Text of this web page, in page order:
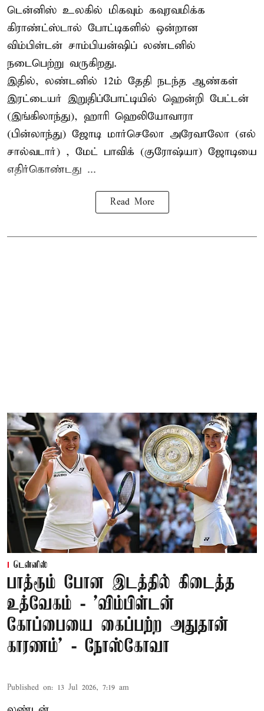
டென்னிஸ் உலகில் மிகவும் கவுரவமிக்க
கிராண்ட்ஸ்டால் போட்டிகளில் ஒன்றான
விம்பிள்டன் சாம்பியன்ஷிப் லண்டனில்
நடைபெற்று வருகிறது.
இதில், லண்டனில் 12ம் தேதி நடந்த ஆண்கள்
இரட்டையர் இறுதிப்போட்டியில் ஹென்றி பேட்டன்
(இங்கிலாந்து), ஹாரி ஹெலியோவாரா
(பின்லாந்து) ஜோடி மார்செலோ அரேவாலோ (எல்
சால்வடார்) , மேட் பாவிக் (குரோஷ்யா) ஜோடியை
எதிர்கொண்டது ...
Read More
டென்னிஸ்
பாத்ரூம் போன இடத்தில் கிடைத்த
உத்வேகம் - ’விம்பிள்டன்
கோப்பையை கைப்பற்ற அதுதான்
காரணம்’ - நோஸ்கோவா
Published on: 13 Jul 2026, 7:19 am